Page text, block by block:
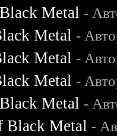
Metal -
Metal -
Metal -
Metal -
Metal -
Black Metal -